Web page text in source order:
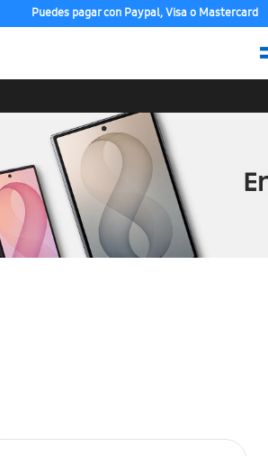
Puedes pagar con Paypal, Visa o Mastercard